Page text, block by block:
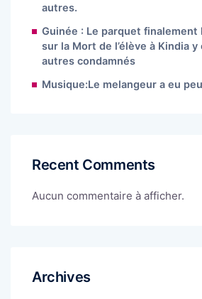
autres.
Guinée : Le parquet finalement
sur la Mort de l’élève à Kindia
autres condamnés
Musique:Le melangeur a eu
Recent Comments
Aucun commentaire à afficher.
Archives